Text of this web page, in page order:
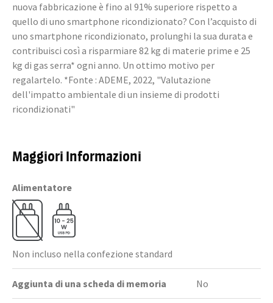
nuova fabbricazione è fino al 91% superiore rispetto a
quello di uno smartphone ricondizionato? Con l’acquisto di
uno smartphone ricondizionato, prolunghi la sua durata e
contribuisci così a risparmiare 82 kg di materie prime e 25
kg di gas serra* ogni anno. Un ottimo motivo per
regalartelo. *Fonte : ADEME, 2022, "Valutazione
dell'impatto ambientale di un insieme di prodotti
ricondizionati"
Maggiori Informazioni
Alimentatore
Non incluso nella confezione standard
Aggiunta di una scheda di memoria No